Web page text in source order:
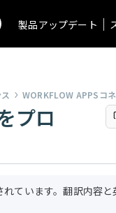
製品アップデート
WORKFLOW APPSコ
プロ
ています。翻訳内容